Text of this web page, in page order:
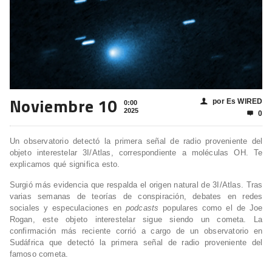
Noviembre 10
0:00
2025
👤 por Es WIRED
 0
Un observatorio detectó la primera señal de radio proveniente del
objeto interestelar 3I/Atlas, correspondiente a moléculas OH. Te
explicamos qué significa esto.
Surgió más evidencia que respalda el origen natural de 3I/Atlas. Tras
varias semanas de teorías de conspiración, debates en redes
sociales y especulaciones en podcasts populares como el de Joe
Rogan, este objeto interestelar sigue siendo un cometa. La
confirmación más reciente corrió a cargo de un observatorio en
Sudáfrica que detectó la primera señal de radio proveniente del
famoso cometa.